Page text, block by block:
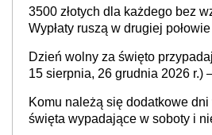
3500 złotych dla każdego bez
Wypłaty ruszą w drugiej
Dzień wolny za święto
15 sierpnia, 26 grudnia 2026 r.)
i administracja publiczna),
Komu należą się dodatkowe
święta wypadające w soboty i